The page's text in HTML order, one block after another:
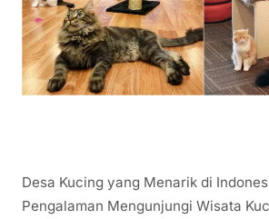
Desa Kucing yang Menarik di
Pengalaman Mengunjungi Wisata